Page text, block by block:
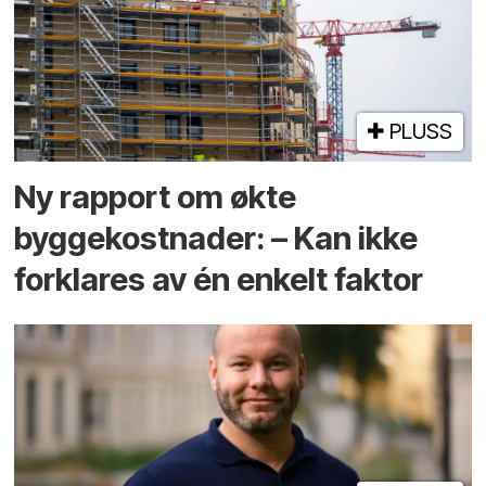
PLUSS
Ny rapport om økte
byggekostnader: – Kan ikke
forklares av én enkelt faktor